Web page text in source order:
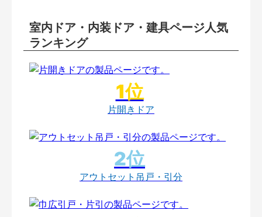
室内ドア・内装ドア・建具ページ人気
ランキング
片開きドア
アウトセット吊戸・引分